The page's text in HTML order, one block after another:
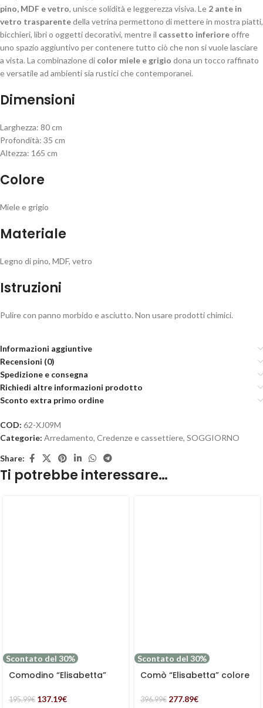
pino, MDF e vetro, unisce solidità e leggerezza visiva. Le 2 ante in
vetro trasparentedella vetrina permettono di mettere in mostra piatti,
bicchieri, libri o oggetti decorativi, mentre il cassetto inferioreoffre
uno spazio aggiuntivo per contenere tutto ciò che non si vuole lasciare
a vista. La combinazione di color miele e grigio dona un tocco raffinato
e versatile ad ambienti sia rustici che contemporanei.
Dimensioni
Larghezza: 80 cm
Profondità: 35 cm
Altezza: 165 cm
Colore
Miele e grigio
Materiale
Legno di pino, MDF, vetro
Istruzioni
Pulire con panno morbido e asciutto. Non usare prodotti chimici.
Informazioni aggiuntive
Recensioni (0)
Spedizione e consegna
Richiedi altre informazioni prodotto
Sconto extra primo ordine
COD: 62-XJ09M
Categorie: Arredamento, Credenze e cassettiere, SOGGIORNO
Share:
Ti potrebbe interessare…
Scontato del 30%
Comodino “Elisabetta”
Pino e MDF
195.99€ 137.19€
Scontato del 30%
Comò “Elisabetta” colore
MDF
396.99€ 277.89€